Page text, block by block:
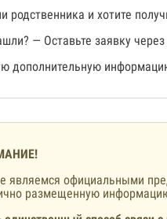
родственника и хотите
— Оставьте заявку
дополнительную
являемся официальными
размещенную